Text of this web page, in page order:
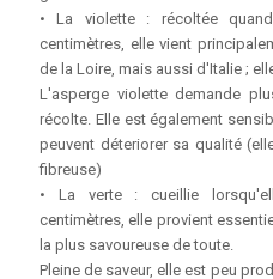
• La violette : récoltée
centimètres, elle vient
de la Loire, mais aussi d'Italie ;
L'asperge violette demande
récolte. Elle est également
peuvent déteriorer sa qualité
fibreuse)
• La verte : cueillie
centimètres, elle provient
la plus savoureuse de toute.
Pleine de saveur, elle est peu